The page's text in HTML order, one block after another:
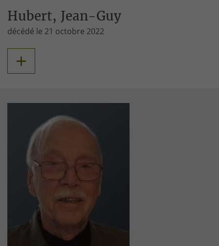
Hubert, Jean-Guy
décédé le 21 octobre 2022
+